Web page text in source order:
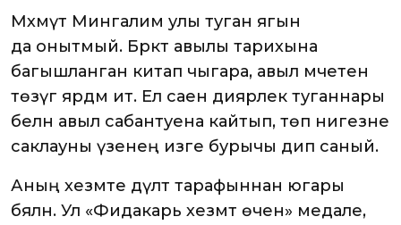
Мәхмүт Мингалим улы туган ягын
да онытмый. Бәркәтә авылы тарихына
багышланган китап чыгара, авыл мәчетен
төзүгә ярдәм итә. Ел саен диярлек туганнары
белән авыл сабантуена кайтып, төп нигезне
саклауны үзенең изге бурычы дип саный.
Аның хезмәте дәүләт тарафыннан югары
бәяләнә. Ул «Фидакарь хезмәт өчен» медале,